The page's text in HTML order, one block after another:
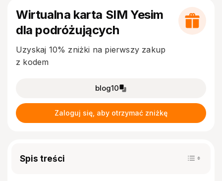
Wirtualna karta SIM Yesim
dla podróżujących
Uzyskaj 10% zniżki na pierwszy zakup
z kodem
blog10
Zaloguj się, aby otrzymać zniżkę
Spis treści